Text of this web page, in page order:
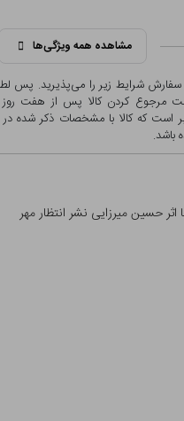
مشاهده همه ویژگی‌ها
سفارش شرایط زیر را می‌پذیرید. پس
مرجوع کردن کالا پس از هفت
است که کالا با مشخصات ذکر شده
باشد.
اثر حسین میرزایی نشر انتظار مهر